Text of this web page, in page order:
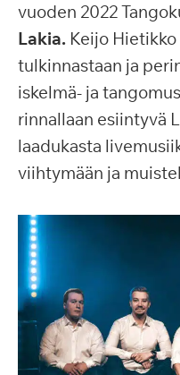
vuoden 2022
Lakia. Keijo
tulkinnastaan ja
iskelmä- ja
rinnallaan esiintyvä
laadukasta
viihtymään ja